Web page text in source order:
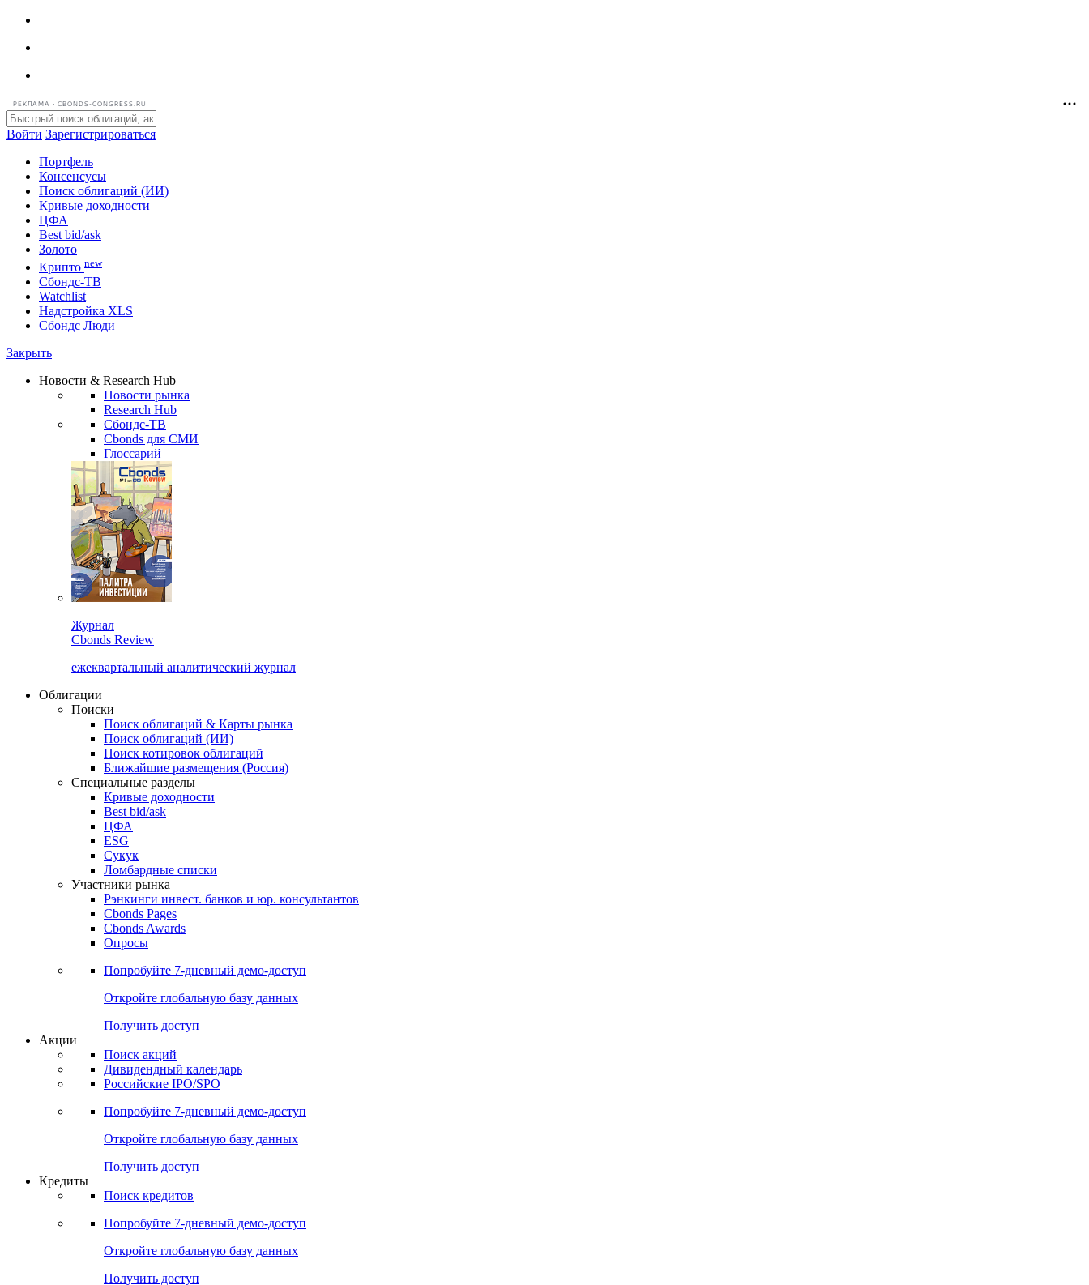
РЕКЛАМА • CBONDS-CONGRESS.RU
Войти Зарегистрироваться
Портфель
Консенсусы
Поиск облигаций (ИИ)
Кривые доходности
ЦФА
Best bid/ask
Золото
Криптоnew
Сбондс-ТВ
Надстройка XLS
Сбондс Люди
Новости & Research Hub
Новости рынка
Research Hub
Сбондс-ТВ
Cbonds для СМИ
Глоссарий
Журнал
Cbonds Review
ежеквартальный аналитический журнал
Облигации
Поиски
Поиск облигаций & Карты рынка
Поиск облигаций (ИИ)
Поиск котировок облигаций
Ближайшие размещения (Россия)
Специальные разделы
Кривые доходности
Best bid/ask
ЦФА
ESG
Сукук
Ломбардные списки
Участники рынка
Рэнкинги инвест. банков и юр. консультантов
Cbonds Pages
Cbonds Awards
Опросы
Попробуйте7-дневный
Откройте глобальную базу данных
Получить доступ
Акции
Поиск акций
Дивидендный календарь
Российские IPO/SPO
Попробуйте7-дневный
Откройте глобальную базу данных
Получить доступ
Кредиты
Поиск кредитов
Попробуйте7-дневный